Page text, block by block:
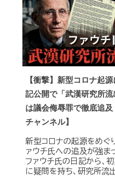
【衝撃】新型コロナ起
記公開で「武漢研究所
は議会侮辱罪で徹底追
チャンネル】
新型コロナの起源をめぐ
ァウチ氏への追及が強ま
ファウチ氏の日記から、
に疑問を持ち、研究所流